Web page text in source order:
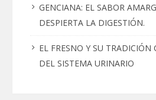
GENCIANA: EL SABOR
DESPIERTA LA DIGESTIÓN.
EL FRESNO Y SU
DEL SISTEMA URINARIO